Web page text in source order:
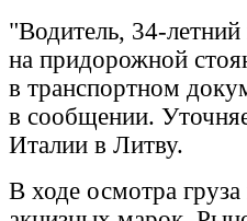
"Водитель, 34-
на придорожной
в транспортном
в сообщении.
Италии в Литву.
В ходе осмотра